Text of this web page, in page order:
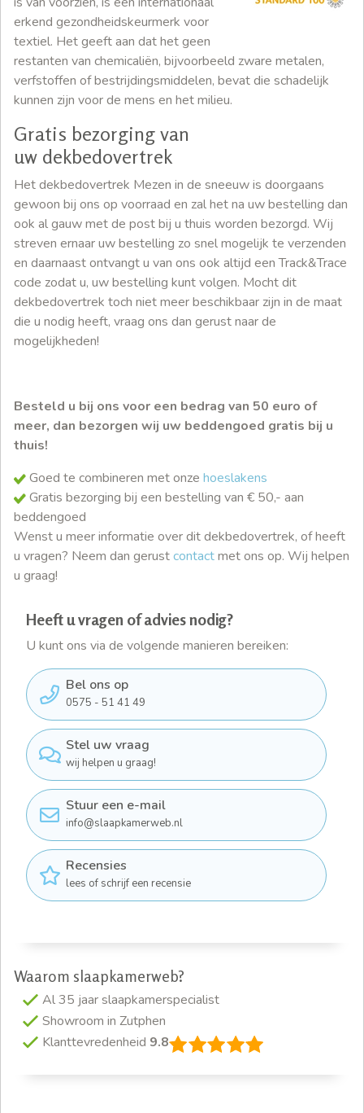
erkend gezondheidskeurmerk voor
textiel. Het geeft aan dat het geen
restanten van chemicaliën, bijvoorbeeld zware metalen,
verfstoffen of bestrijdingsmiddelen, bevat die schadelijk
kunnen zijn voor de mens en het milieu.
Gratis bezorging van
uw dekbedovertrek
Het dekbedovertrek Mezen in de sneeuw is doorgaans
gewoon bij ons op voorraad en zal het na uw bestelling dan
ook al gauw met de post bij u thuis worden bezorgd. Wij
streven ernaar uw bestelling zo snel mogelijk te verzenden
en daarnaast ontvangt u van ons ook altijd een Track&Trace
code zodat u, uw bestelling kunt volgen. Mocht dit
dekbedovertrek toch niet meer beschikbaar zijn in de maat
die u nodig heeft, vraag ons dan gerust naar de
mogelijkheden!
Besteld u bij ons voor een bedrag van 50 euro of
meer, dan bezorgen wij uw beddengoed gratis bij u
thuis!
Goed te combineren met onze hoeslakens
Gratis bezorging bij een bestelling van € 50,- aan
beddengoed
Wenst u meer informatie over dit dekbedovertrek, of heeft
u vragen? Neem dan gerustcontactmet ons op. Wij helpen
u graag!
Heeft u vragen of advies nodig?
U kunt ons via de volgende manieren bereiken:
Bel ons op
0575 - 51 41 49
Stel uw vraag
wij helpen u graag!
Stuur een e-mail
info@slaapkamerweb.nl
Recensies
lees of schrijf een recensie
Waarom slaapkamerweb?
Al 35 jaar slaapkamerspecialist
Showroom in Zutphen
Klanttevredenheid 9.8